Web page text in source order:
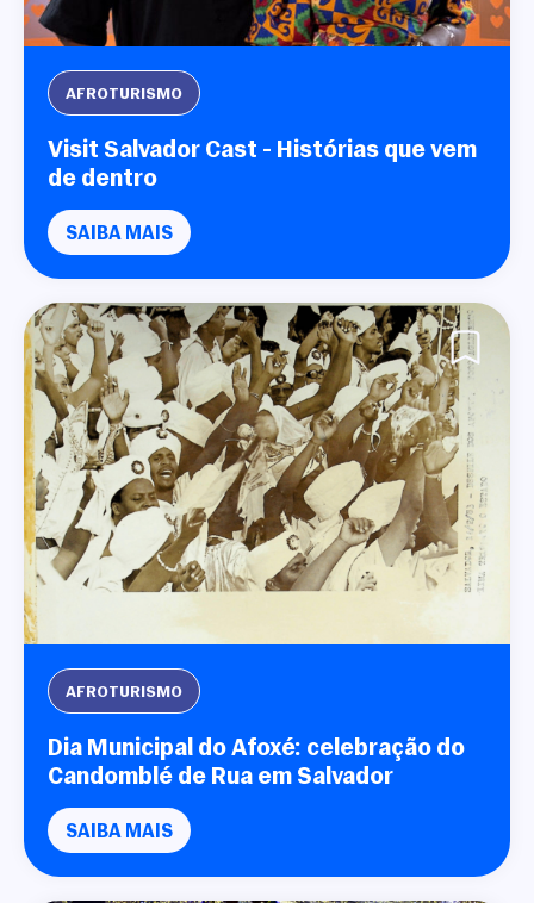
AFROTURISMO
Visit Salvador Cast - Histórias que vem
de dentro
SAIBA MAIS
AFROTURISMO
Dia Municipal do Afoxé: celebração do
Candomblé de Rua em Salvador
SAIBA MAIS